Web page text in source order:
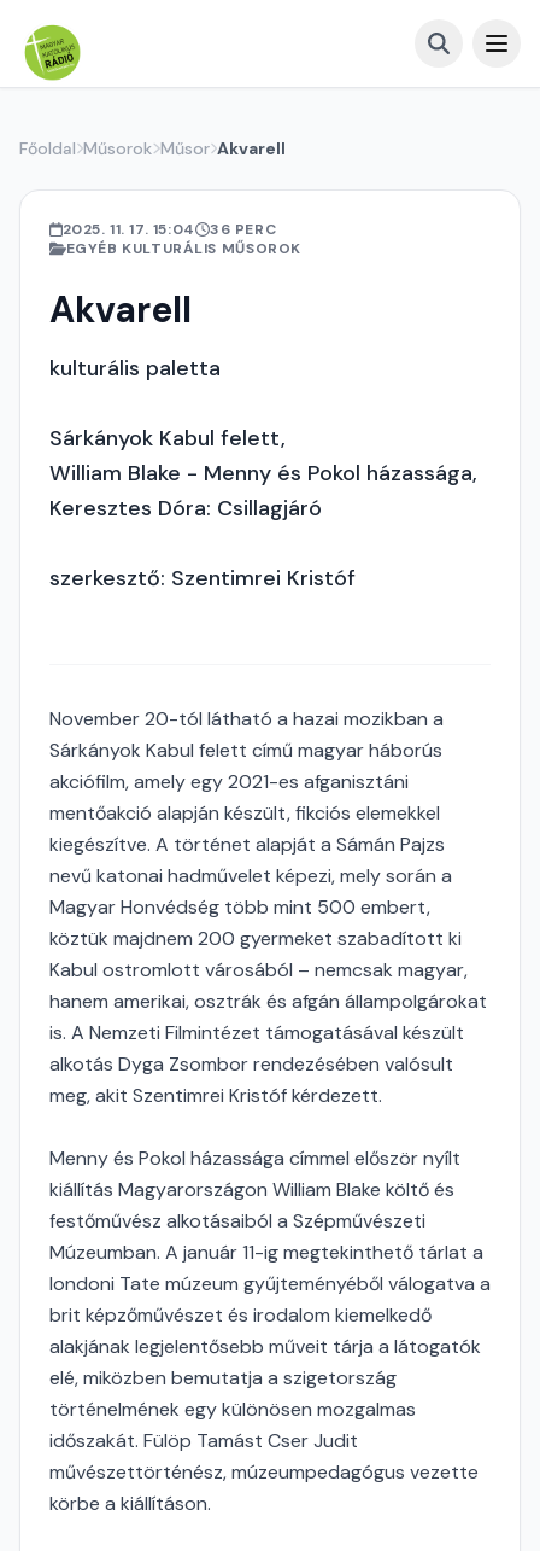
Főoldal Műsorok Műsor Akvarell
2025. 11. 17. 15:04
36 PERC
EGYÉB KULTURÁLIS MŰSOROK
Akvarell
kulturális paletta
Sárkányok Kabul felett,
William Blake - Menny és Pokol házassága,
Keresztes Dóra: Csillagjáró
szerkesztő: Szentimrei Kristóf
November 20-tól látható a hazai mozikban a
Sárkányok Kabul felett című magyar háborús
akciófilm, amely egy 2021-es afganisztáni
mentőakció alapján készült, fikciós elemekkel
kiegészítve. A történet alapját a Sámán Pajzs
nevű katonai hadművelet képezi, mely során a
Magyar Honvédség több mint 500 embert,
köztük majdnem 200 gyermeket szabadított ki
Kabul ostromlott városából – nemcsak magyar,
hanem amerikai, osztrák és afgán állampolgárokat
is. A Nemzeti Filmintézet támogatásával készült
alkotás Dyga Zsombor rendezésében valósult
meg, akit Szentimrei Kristóf kérdezett.
Menny és Pokol házassága címmel először nyílt
kiállítás Magyarországon William Blake költő és
festőművész alkotásaiból a Szépművészeti
Múzeumban. A január 11-ig megtekinthető tárlat a
londoni Tate múzeum gyűjteményéből válogatva a
brit képzőművészet és irodalom kiemelkedő
alakjának legjelentősebb műveit tárja a látogatók
elé, miközben bemutatja a szigetország
történelmének egy különösen mozgalmas
időszakát. Fülöp Tamást Cser Judit
művészettörténész, múzeumpedagógus vezette
körbe a kiállításon.